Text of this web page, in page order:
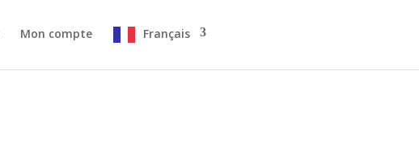
Mon compte Français